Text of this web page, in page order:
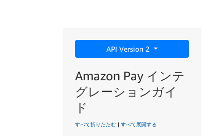
API Version 2
Amazon Pay インテ
グレーションガイ
ド
すべて折りたたむ | すべて展開する